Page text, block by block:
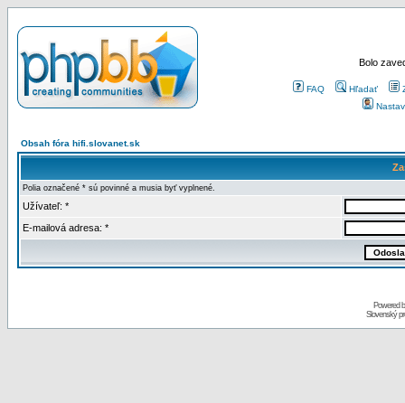
Bolo
FAQ Hľadať
Obsah fóra hifi.slovanet.sk
Polia označené * sú povinné a musia byť vyplnené.
Užívateľ: *
E-mailová adresa: *
Powered
Slovenský